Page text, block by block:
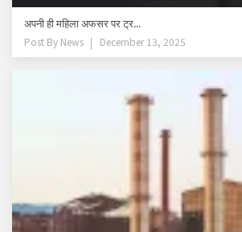
अपनी ही महिला अफसर पर ट्र...
Post By News December 13, 2025